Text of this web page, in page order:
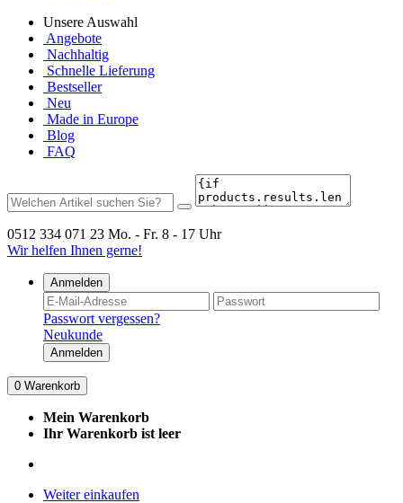
Unsere Auswahl
Angebote
Nachhaltig
Schnelle Lieferung
Bestseller
Neu
Made in Europe
Blog
FAQ
0512 334 071 23 Mo. - Fr. 8 - 17 Uhr
Wir helfen Ihnen gerne!
Anmelden
Passwort vergessen?
Neukunde
Anmelden
0 Warenkorb
Mein Warenkorb
Ihr Warenkorb ist leer
Weiter einkaufen